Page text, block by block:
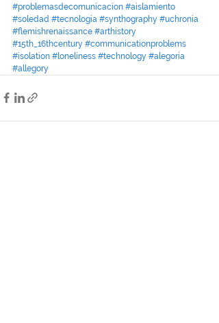
#problemasdecomunicacion #aislamiento
#soledad #tecnologia #synthography #uchronia
#flemishrenaissance #arthistory
#15th_16thcentury #communicationproblems
#isolation #loneliness #technology #alegoria
#allegory